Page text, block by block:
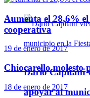
Darío Capitani
apoyar al
Aumenta el 28,6%
cooperativa
19 de enero de 2017
Chiocarello molesto
18 de enero de 2017